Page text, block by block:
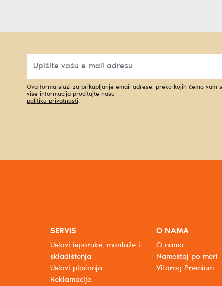
Ova forma služi za prikupljanje email adrese, preko kojih ćemo vam
više informacija pročitajte našu
politiku privatnosti.
SERVIS
Uslovi isporuke, montaže i
skladištenja
Uslovi plaćanja
Reklamacije
O NAMA
O nama
Nameštaj po meri
Vitorog Premium